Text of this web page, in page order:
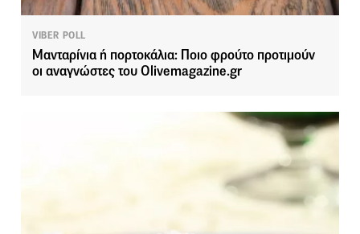
VIBER POLL
Μανταρίνια ή πορτοκάλια: Ποιο φρούτο προτιμούν
οι αναγνώστες του Olivemagazine.gr